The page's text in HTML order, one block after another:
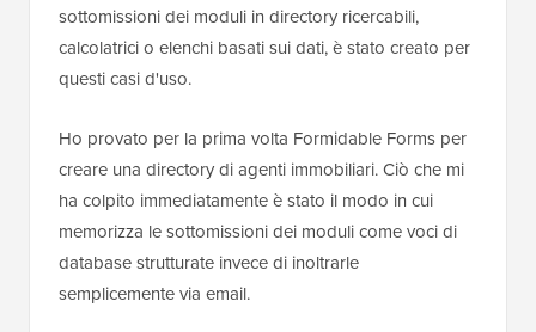
sottomissioni dei moduli in directory ricercabili,
calcolatrici o elenchi basati sui dati, è stato creato per
questi casi d'uso.
Ho provato per la prima volta Formidable Forms per
creare una directory di agenti immobiliari. Ciò che mi
ha colpito immediatamente è stato il modo in cui
memorizza le sottomissioni dei moduli come voci di
database strutturate invece di inoltrarle
semplicemente via email.